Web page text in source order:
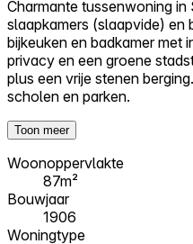
Charmante tussenwoning
slaapkamers (slaapvide) en
bijkeuken en badkamer met
privacy en een groene
plus een vrije stenen
scholen en parken.
Toon meer
Woonoppervlakte
87m²
Bouwjaar
1906
Woningtype